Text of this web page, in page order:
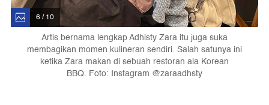
6 / 10
Artis bernama lengkap Adhisty Zara itu juga suka
membagikan momen kulineran sendiri. Salah satunya ini
ketika Zara makan di sebuah restoran ala Korean
BBQ. Foto: Instagram @zaraadhsty